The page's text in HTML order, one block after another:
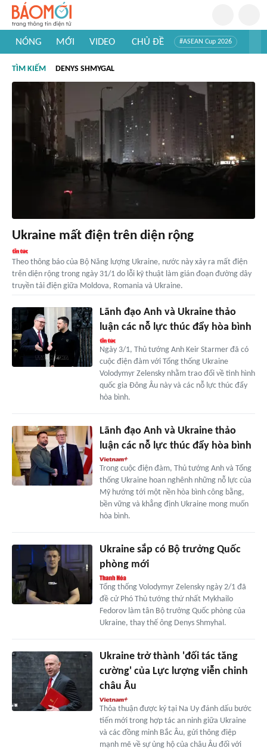
NÓNG MỚI VIDEO CHỦ ĐỀ #ASEAN Cup 2026
#Khám phá thế giới
TÌM KIẾM DENYS SHMYGAL
Ukraine mất điện trên diện rộng
Theo thông báo của Bộ Năng lượng Ukraine, nước này xảy ra mất điện
trên diện rộng trong ngày 31/1 do lỗi kỹ thuật làm gián đoạn đường dây
truyền tải điện giữa Moldova, Romania và Ukraine.
Lãnh đạo Anh và Ukraine thảo
luận các nỗ lực thúc đẩy hòa bình
Ngày 3/1, Thủ tướng Anh Keir Starmer đã có
cuộc điện đàm với Tổng thống Ukraine
Volodymyr Zelensky nhằm trao đổi về tình hình
quốc gia Đông Âu này và các nỗ lực thúc đẩy
hòa bình.
Lãnh đạo Anh và Ukraine thảo
luận các nỗ lực thúc đẩy hòa bình
Trong cuộc điện đàm, Thủ tướng Anh và Tổng
thống Ukraine hoan nghênh những nỗ lực của
Mỹ hướng tới một nền hòa bình công bằng,
bền vững và khẳng định Ukraine mong muốn
hòa bình.
Ukraine sắp có Bộ trưởng Quốc
phòng mới
Tổng thống Volodymyr Zelensky ngày 2/1 đã
đề cử Phó Thủ tướng thứ nhất Mykhailo
Fedorov làm tân Bộ trưởng Quốc phòng của
Ukraine, thay thế ông Denys Shmyhal.
Ukraine trở thành 'đối tác tăng
cường' của Lực lượng viễn chinh
châu Âu
Thỏa thuận được ký tại Na Uy đánh dấu bước
tiến mới trong hợp tác an ninh giữa Ukraine
và các đồng minh Bắc Âu, gửi thông điệp
mạnh mẽ về sự ủng hộ của châu Âu đối với